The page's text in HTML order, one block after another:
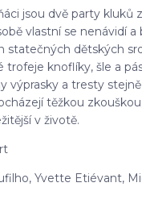
jsou dvě party kluků
vlastní se nenávidí a
statečných dětských
trofeje knoflíky, šle a
výprasky a tresty
těžkou
v životě.
Yvette Etiévant,